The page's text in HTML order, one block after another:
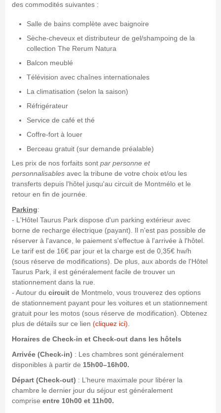
des commodités suivantes :
Salle de bains complète avec baignoire
Sèche-cheveux et distributeur de gel/shampoing de la
collection The Rerum Natura
Balcon meublé
Télévision avec chaînes internationales
La climatisation (selon la saison)
Réfrigérateur
Service de café et thé
Coffre-fort à louer
Berceau gratuit (sur demande préalable)
Les prix de nos forfaits sont par personne et
personnalisablesavec la tribune de votre choix et/ou les
transferts depuis l'hôtel jusqu'au circuit de Montmélo et le
retour en fin de journée.
Parking:
- L'Hôtel Taurus Park dispose d'un parking extérieur avec
borne de recharge électrique (payant). Il n'est pas possible de
réserver à l'avance, le paiement s'effectue à l'arrivée à l'hôtel.
Le tarif est de 16€ par jour et la charge est de 0,35€ hw/h
(sous réserve de modifications). De plus, aux abords de l'Hôtel
Taurus Park, il est généralement facile de trouver un
stationnement dans la rue.
- Autour du circuitde Montmelo, vous trouverez des options
de stationnement payant pour les voitures et un stationnement
gratuit pour les motos (sous réserve de modification). Obtenez
plus de détails sur ce lien (cliquez ici)
Horaires de Check-in et Check-out dans les hôtels
Arrivée (Check-in) : Les chambres sont généralement
disponibles à partir de 15h00–16h00.
Départ (Check-out) : L’heure maximale pour libérer la
chambre le dernier jour du séjour est généralement
comprise entre 10h00 et 11h00.